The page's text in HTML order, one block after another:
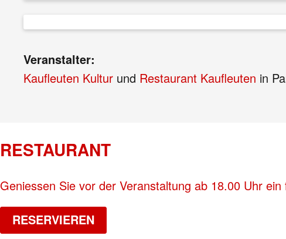
Veranstalter:
Kaufleuten Kultur und Restaurant Kaufleuten in
RESTAURANT
Geniessen Sie vor der Veranstaltung ab 18.00 Uhr
RESERVIEREN